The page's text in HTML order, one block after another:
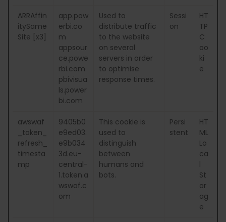
ARRAffin
itySame
Site [x3]
app.pow
erbi.co
m
appsour
ce.powe
rbi.com
pbivisua
ls.power
bi.com
Used to
distribute traffic
to the website
on several
servers in order
to optimise
response times.
Sessi
on
HT
TP
C
oo
ki
e
awswaf
_token_
refresh_
timesta
mp
9405b0
e9ed03.
e9b034
3d.eu-
central-
1.token.a
wswaf.c
om
This cookie is
used to
distinguish
between
humans and
bots.
Persi
stent
HT
ML
Lo
ca
l
St
or
ag
e